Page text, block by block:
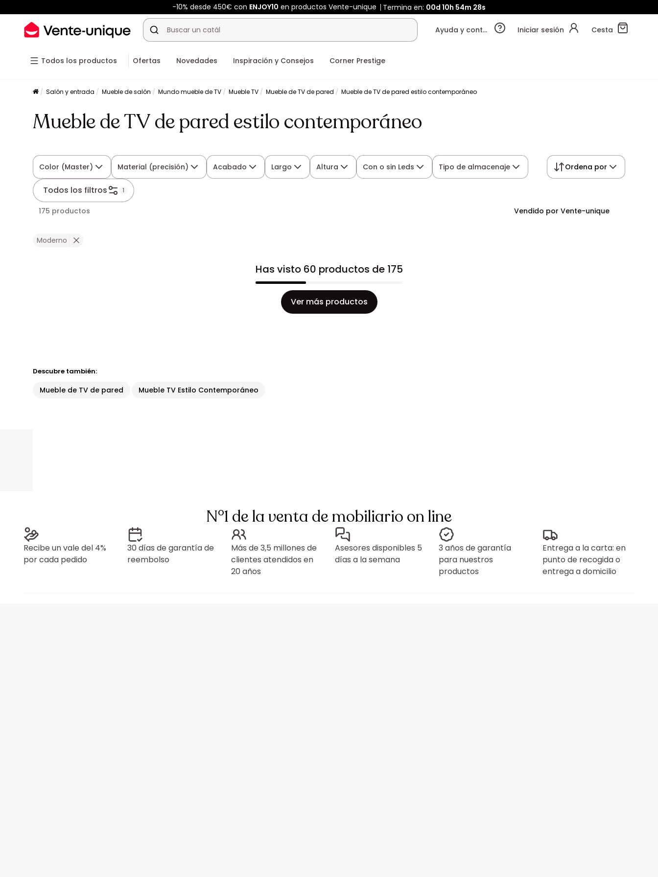
-10% desde 450€ con ENJOY10 en productos Vente-unique Termina en: 00d 10h 54m 27s
Ayuda y contacto Iniciar sesión Cesta
Todos los productos Ofertas Novedades Inspiración y Consejos Corner Prestige
Salón y entrada Mueble de salón Mundo mueble de TV Mueble TV Mueble de TV de pared Mueble de TV de pared estilo contemporáneo
Mueble de TV de pared estilo contemporáneo
Color (Master) Material (precisión) Acabado Largo Altura Con o sin Leds Tipo de almacenaje
Todos los filtros 1
Ordena por
175 productos Vendido por Vente-unique
Moderno
Has visto 60 productos de 175
Ver más productos
Descubre también:
Mueble de TV de pared Mueble TV Estilo Contemporáneo
N°1 de la venta de mobiliario on line
Recibe un vale del 4%
por cada pedido
30 días de garantía de
reembolso
Más de 3,5 millones de
clientes atendidos en
20 años
Asesores disponibles 5
días a la semana
3 años de garantía
para nuestros
productos
Entrega a la carta: en
punto de recogida o
entrega a domicilio